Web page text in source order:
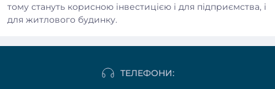
тому стануть корисною інвестицією і для підприємства, і
для житлового будинку.
ТЕЛЕФОНИ: